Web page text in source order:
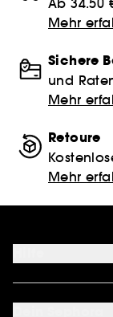
Mehr
Sichere
und
Mehr
Retoure
Mehr
FAQ
Kontakt